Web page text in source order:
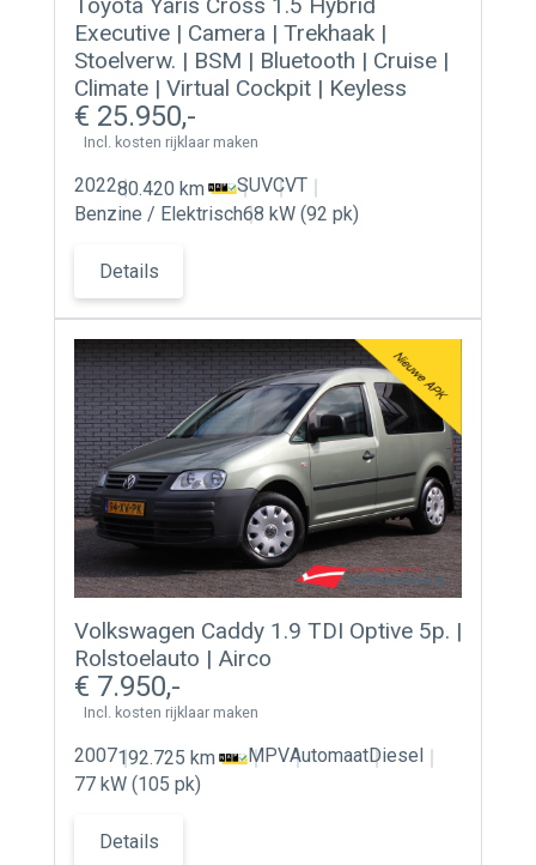
Contact
Actueel
Executive | Camera | Trekhaak |
Stoelverw. | BSM | Bluetooth | Cruise |
Climate | Virtual Cockpit | Keyless
25.950
Incl. kosten rijklaar maken
202280.420 km SUVCVT
Benzine / Elektrisch68 kW (92 pk)
Details
Volkswagen Caddy 1.9 TDI Optive 5p. |
Rolstoelauto | Airco
7.950
Incl. kosten rijklaar maken
2007192.725 km MPVAutomaatDiesel
77 kW (105 pk)
Details